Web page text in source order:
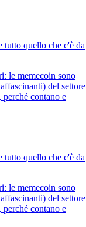
tutto quello che c'è da
le memecoin sono
del settore
contano e
tutto quello che c'è da
le memecoin sono
del settore
contano e